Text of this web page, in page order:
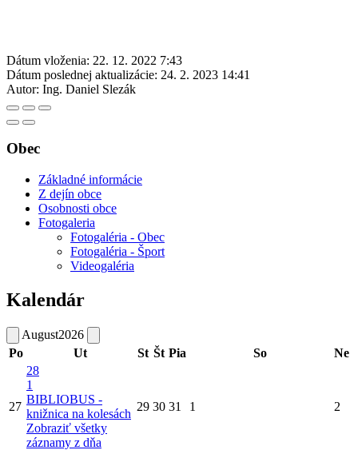
Dátum vloženia: 22. 12. 2022 7:43
Dátum poslednej aktualizácie: 24. 2. 2023 14:41
Autor: Ing. Daniel Slezák
Obec
Základné informácie
Z dejín obce
Osobnosti obce
Fotogaleria
Fotogaléria - Obec
Fotogaléria - Šport
Videogaléria
Kalendár
August2026
Po
Ut St Št Pia So Ne
27
28
1
BIBLIOBUS -
knižnica na kolesách
Zobraziť všetky
záznamy z dňa
29 30 31 1 2